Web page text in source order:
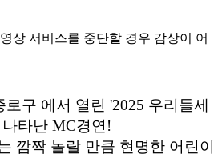
상 서비스를 중단할 경우 감상이 어
구 에서 열린 '2025 우리들세
나타난 MC경연!
깜짝 놀랄 만큼 현명한 어린이